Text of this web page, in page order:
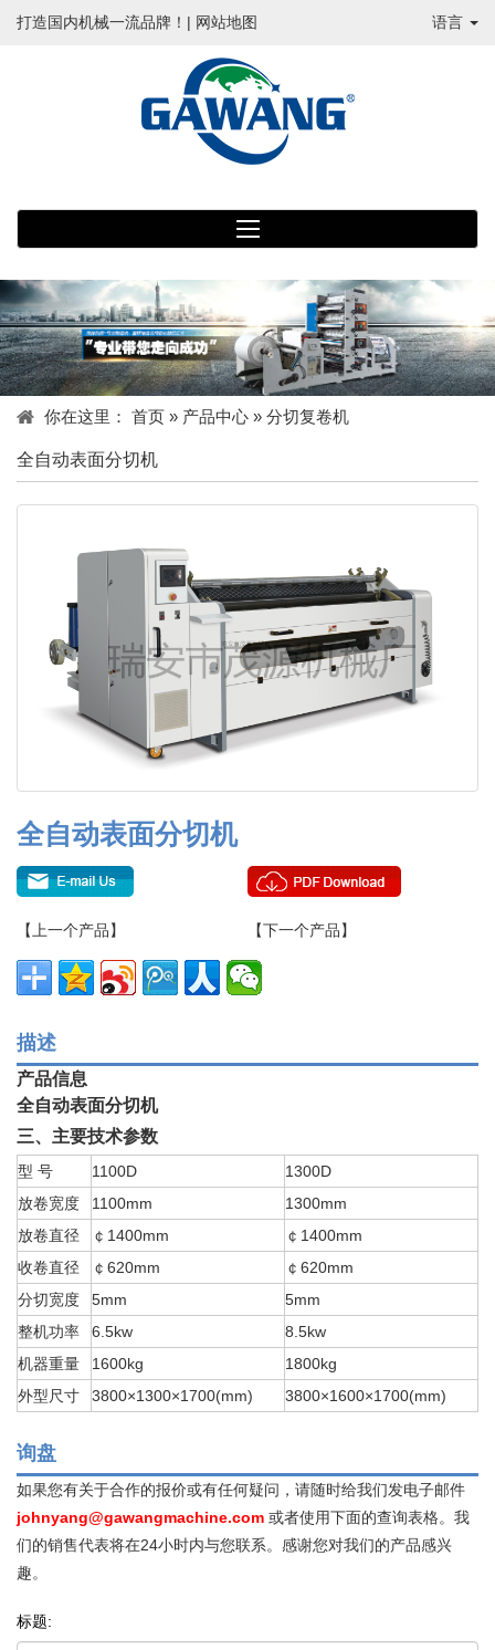
打造国内机械一流品牌！| 网站地图 语言
你在这里： 首页 » 产品中心 » 分切复卷机
全自动表面分切机
全自动表面分切机
【上一个产品】 【下一个产品】
描述
产品信息
全自动表面分切机
三、主要技术参数
型 号 1100D
1300D
放卷宽度
1100mm
1300mm
放卷直径
￠1400mm
￠1400mm
收卷直径
￠620mm
￠620mm
分切宽度
5mm
5mm
整机功率
6.5kw
8.5kw
机器重量
1600kg
1800kg
外型尺寸
3800×1300×1700(mm) 3800×1600×1700(mm)
询盘
如果您有关于合作的报价或有任何疑问，请随时给我们发电子邮件
johnyang@gawangmachine.com 或者使用下面的查询表格。我
们的销售代表将在24小时内与您联系。感谢您对我们的产品感兴
趣。
标题: